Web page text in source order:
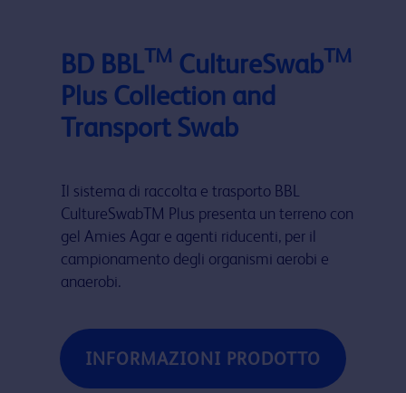
BD BBLTM CultureSwabTM
Plus Collection and
Transport Swab
Il sistema di raccolta e trasporto BBL
CultureSwabTM Plus presenta un terreno con
gel Amies Agar e agenti riducenti, per il
campionamento degli organismi aerobi e
anaerobi.
INFORMAZIONI PRODOTTO